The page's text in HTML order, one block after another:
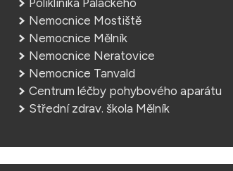
Nemocnice Mostiště
Nemocnice Mělník
Nemocnice Neratovice
Nemocnice Tanvald
Centrum léčby pohybového aparátu
Střední zdrav. škola Mělník